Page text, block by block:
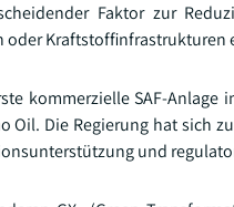
Faktor zur
oder Kraftstoffinfrastrukturen
kommerzielle SAF-
Oil. Die Regierung hat sich
und